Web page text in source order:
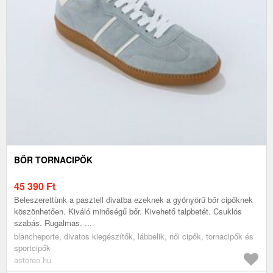
BŐR TORNACIPŐK
45 390 Ft
Beleszerettünk a pasztell divatba ezeknek a gyönyörű bőr cipőknek
köszönhetően. Kiváló minőségű bőr. Kivehető talpbetét. Csuklós
szabás. Rugalmas. ...
blancheporte, divatos kiegészítők, lábbelik, női cipők, tornacipők és
sportcipők
astoreo.hu